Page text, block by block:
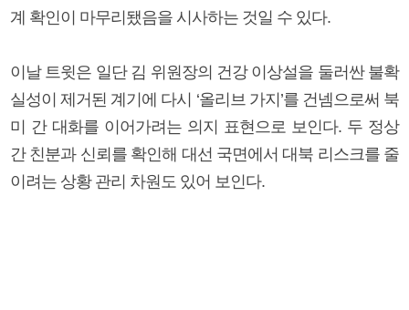
계 확인이 마무리됐음을 시사하는 것일 수 있다.
이날 트윗은 일단 김 위원장의 건강 이상설을 둘러싼 불확
실성이 제거된 계기에 다시 ‘올리브 가지’를 건넴으로써 북
미 간 대화를 이어가려는 의지 표현으로 보인다. 두 정상
간 친분과 신뢰를 확인해 대선 국면에서 대북 리스크를 줄
이려는 상황 관리 차원도 있어 보인다.